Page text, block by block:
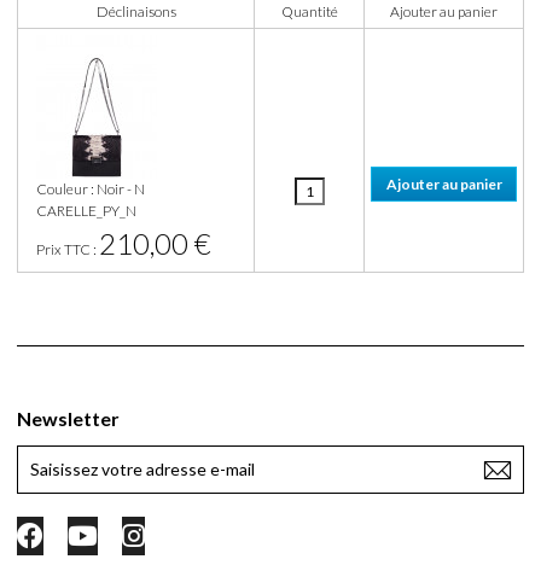
Déclinaisons Quantité Ajouter au panier
Couleur : Noir - N
CARELLE_PY_N
Prix TTC : 210,00 €
Newsletter